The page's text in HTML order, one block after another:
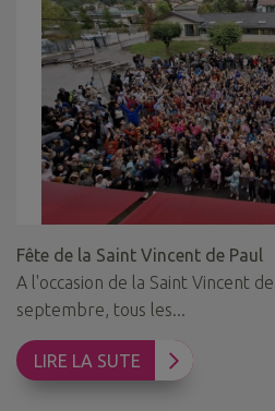
Fête de la Saint Vincent de Paul
A l'occasion de la Saint Vincent
septembre, tous les...
LIRE LA SUTE